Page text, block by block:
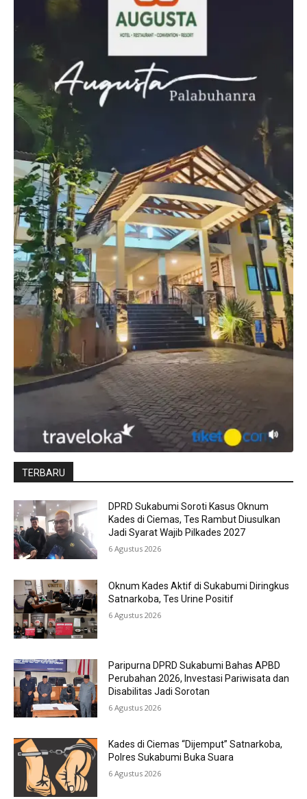
TERBARU
DPRD Sukabumi Soroti Kasus Oknum
Kades di Ciemas, Tes Rambut Diusulkan
Jadi Syarat Wajib Pilkades 2027
6 Agustus 2026
Oknum Kades Aktif di Sukabumi Diringkus
Satnarkoba, Tes Urine Positif
6 Agustus 2026
Paripurna DPRD Sukabumi Bahas APBD
Perubahan 2026, Investasi Pariwisata dan
Disabilitas Jadi Sorotan
6 Agustus 2026
Kades di Ciemas “Dijemput” Satnarkoba,
Polres Sukabumi Buka Suara
6 Agustus 2026